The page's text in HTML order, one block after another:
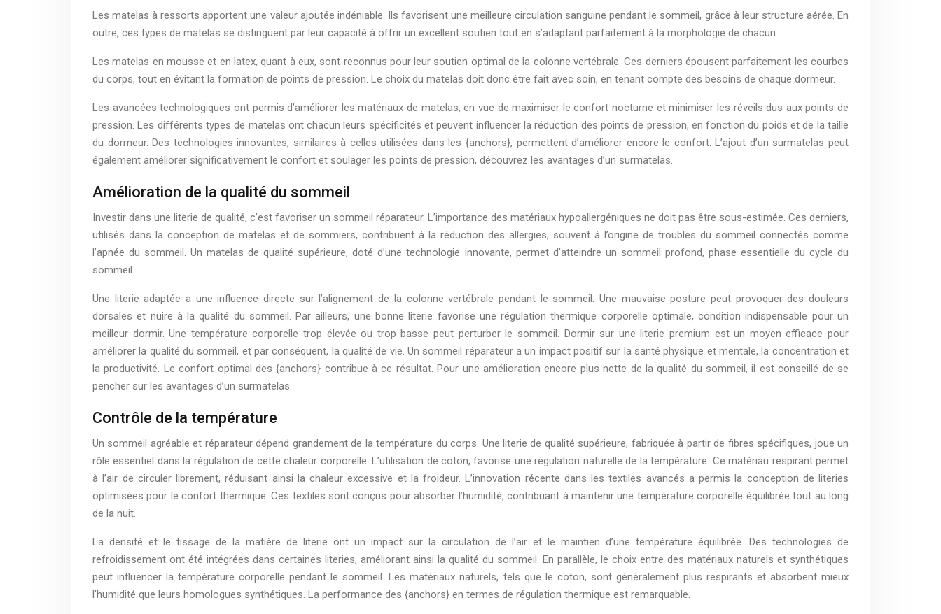
Les matelas à ressorts apportent une valeur ajoutée indéniable. Ils favorisent une meilleure circulation sanguine pendant le sommeil, grâce à leur structure aérée. En
outre, ces types de matelas se distinguent par leur capacité à offrir un excellent soutien tout en s’adaptant parfaitement à la morphologie de chacun.
Les matelas en mousse et en latex, quant à eux, sont reconnus pour leur soutien optimal de la colonne vertébrale. Ces derniers épousent parfaitement les courbes
du corps, tout en évitant la formation de points de pression. Le choix du matelas doit donc être fait avec soin, en tenant compte des besoins de chaque dormeur.
Les avancées technologiques ont permis d’améliorer les matériaux de matelas, en vue de maximiser le confort nocturne et minimiser les réveils dus aux points de
pression. Les différents types de matelas ont chacun leurs spécificités et peuvent influencer la réduction des points de pression, en fonction du poids et de la taille
du dormeur. Des technologies innovantes, similaires à celles utilisées dans les {anchors}, permettent d’améliorer encore le confort. L’ajout d’un surmatelas peut
également améliorer significativement le confort et soulager les points de pression, découvrez les avantages d’un surmatelas.
Amélioration de la qualité du sommeil
Investir dans une literie de qualité, c’est favoriser un sommeil réparateur. L’importance des matériaux hypoallergéniques ne doit pas être sous-estimée. Ces derniers,
utilisés dans la conception de matelas et de sommiers, contribuent à la réduction des allergies, souvent à l’origine de troubles du sommeil connectés comme
l’apnée du sommeil. Un matelas de qualité supérieure, doté d’une technologie innovante, permet d’atteindre un sommeil profond, phase essentielle du cycle du
sommeil.
Une literie adaptée a une influence directe sur l’alignement de la colonne vertébrale pendant le sommeil. Une mauvaise posture peut provoquer des douleurs
dorsales et nuire à la qualité du sommeil. Par ailleurs, une bonne literie favorise une régulation thermique corporelle optimale, condition indispensable pour un
meilleur dormir. Une température corporelle trop élevée ou trop basse peut perturber le sommeil. Dormir sur une literie premium est un moyen efficace pour
améliorer la qualité du sommeil, et par conséquent, la qualité de vie. Un sommeil réparateur a un impact positif sur la santé physique et mentale, la concentration et
la productivité. Le confort optimal des {anchors} contribue à ce résultat. Pour une amélioration encore plus nette de la qualité du sommeil, il est conseillé de se
pencher sur les avantages d’un surmatelas.
Contrôle de la température
Un sommeil agréable et réparateur dépend grandement de la température du corps. Une literie de qualité supérieure, fabriquée à partir de fibres spécifiques, joue un
rôle essentiel dans la régulation de cette chaleur corporelle. L’utilisation de coton, favorise une régulation naturelle de la température. Ce matériau respirant permet
à l’air de circuler librement, réduisant ainsi la chaleur excessive et la froideur. L’innovation récente dans les textiles avancés a permis la conception de literies
optimisées pour le confort thermique. Ces textiles sont conçus pour absorber l’humidité, contribuant à maintenir une température corporelle équilibrée tout au long
de la nuit.
La densité et le tissage de la matière de literie ont un impact sur la circulation de l’air et le maintien d’une température équilibrée. Des technologies de
refroidissement ont été intégrées dans certaines literies, améliorant ainsi la qualité du sommeil. En parallèle, le choix entre des matériaux naturels et synthétiques
peut influencer la température corporelle pendant le sommeil. Les matériaux naturels, tels que le coton, sont généralement plus respirants et absorbent mieux
l’humidité que leurs homologues synthétiques. La performance des {anchors} en termes de régulation thermique est remarquable.